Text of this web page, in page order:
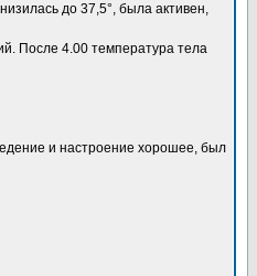
до 37,5°, была активен,
После 4.00 температура тела
и настроение хорошее, был